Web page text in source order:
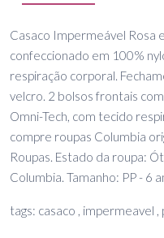
Casaco Impermeável Rosa
confeccionado em 100%
respiração corporal.
velcro. 2 bolsos frontais com
Omni-Tech, com tecido
compre roupas Columbia
Roupas. Estado da roupa:
Columbia. Tamanho: PP - 6
tags: casaco , impermeavel